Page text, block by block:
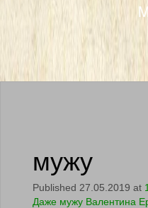
SKIP TO CONTENT
мужу
Published 27.05.2019 at
Даже мужу Валентина